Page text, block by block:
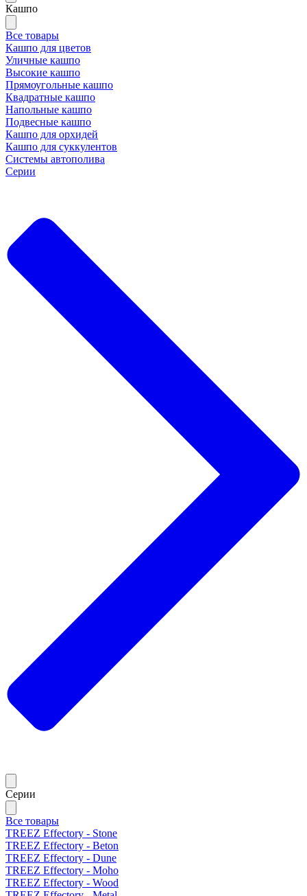
Кашпо
Все товары
Кашпо для цветов
Уличные кашпо
Высокие кашпо
Прямоугольные кашпо
Квадратные кашпо
Напольные кашпо
Подвесные кашпо
Кашпо для орхидей
Кашпо для суккулентов
Системы автополива
Серии
Серии
Все товары
TREEZ Effectory - Stone
TREEZ Effectory - Beton
TREEZ Effectory - Dune
TREEZ Effectory - Moho
TREEZ Effectory - Wood